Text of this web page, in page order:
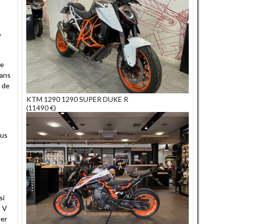
de
V
KTM 1290 1290 SUPER DUKE R
(11490 €)